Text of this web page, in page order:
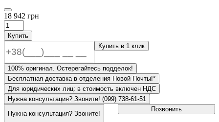
18 942 грн
Купить
Купить в 1 клик
100% оригинал. Остерегайтесь подделок!
Бесплатная доставка в отделения Новой Почты!*
Для юридических лиц: в стоимость включен НДС
Нужна консультация? Звоните! (099) 738-61-51
Нужна консультация? Звоните!
Позвонить